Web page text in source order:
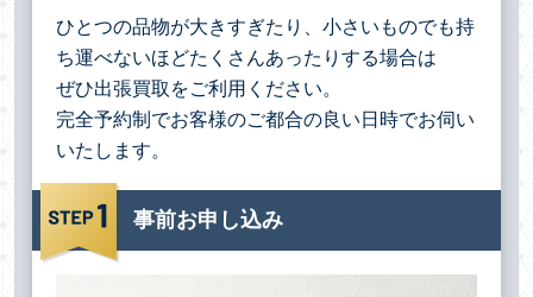
ひとつの品物が大きすぎたり、小さいものでも持
ち運べないほどたくさんあったりする場合は
ぜひ出張買取をご利用ください。
完全予約制でお客様のご都合の良い日時でお伺い
いたします。
事前お申し込み